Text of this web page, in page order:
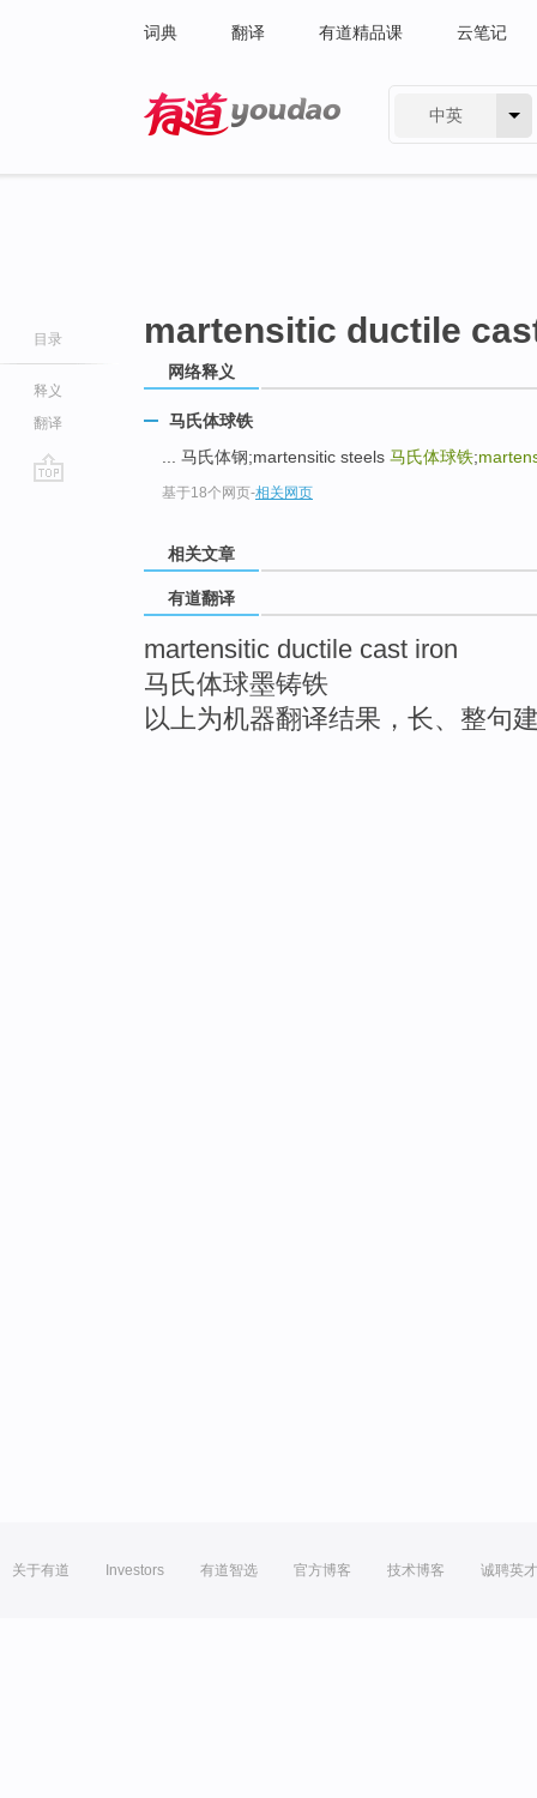
词典 翻译 有道精品课 云笔记
中英
目录
释义
翻译
martensitic ductile
网络释义
马氏体球铁
... 马氏体钢;martensitic steels 马氏体球铁;
基于18个网页-相关网页
相关文章
有道翻译
martensitic ductile cast iron
马氏体球墨铸铁
以上为机器翻译结果，长、整句
关于有道 Investors 有道智选 官方博客 技术博客 诚聘英才